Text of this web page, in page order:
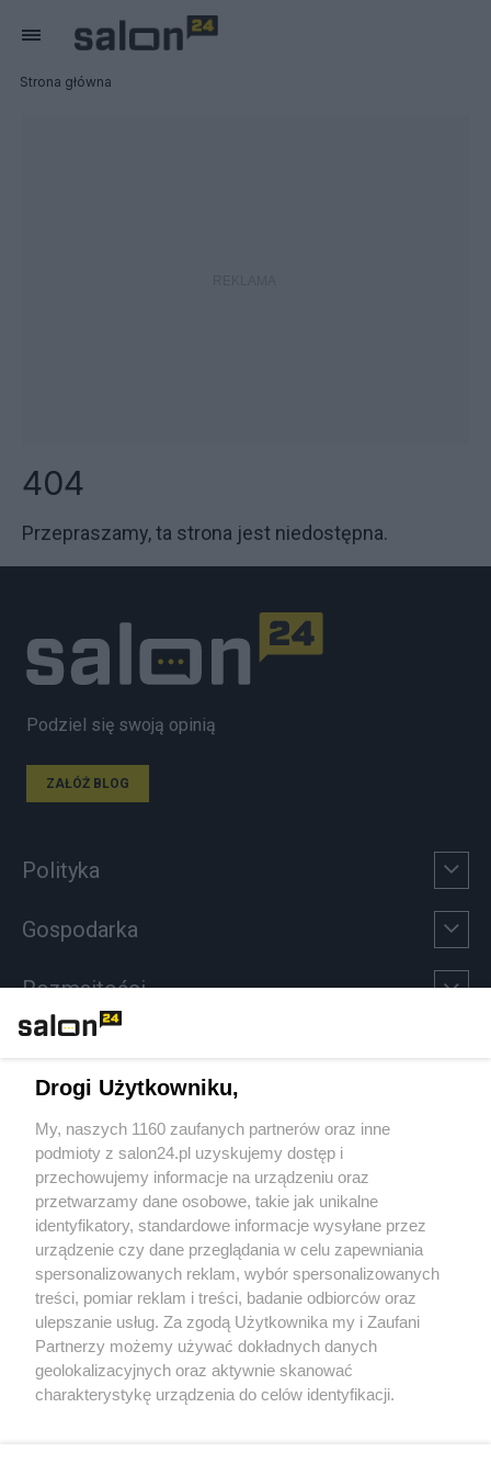
Strona główna
404
Przepraszamy, ta strona jest niedostępna.
Podziel się swoją opinią
ZAŁÓŻ BLOG
Polityka
Gospodarka
Rozmaitości
Sport
Społeczeństwo
Kultura
X Facebook Instagram Youtube
Drogi Użytkowniku,
My, naszych 1160 zaufanych partnerów oraz inne
podmioty z salon24.pl uzyskujemy dostęp i
przechowujemy informacje na urządzeniu oraz
przetwarzamy dane osobowe, takie jak unikalne
identyfikatory, standardowe informacje wysyłane przez
urządzenie czy dane przeglądania w celu zapewniania
spersonalizowanych reklam, wybór spersonalizowanych
treści, pomiar reklam i treści, badanie odbiorców oraz
ulepszanie usług. Za zgodą Użytkownika my i Zaufani
Partnerzy możemy używać dokładnych danych
geolokalizacyjnych oraz aktywnie skanować
charakterystykę urządzenia do celów identyfikacji.